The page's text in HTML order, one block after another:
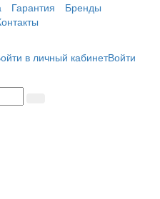
Гарантия
Бренды
в личный кабинетВойти